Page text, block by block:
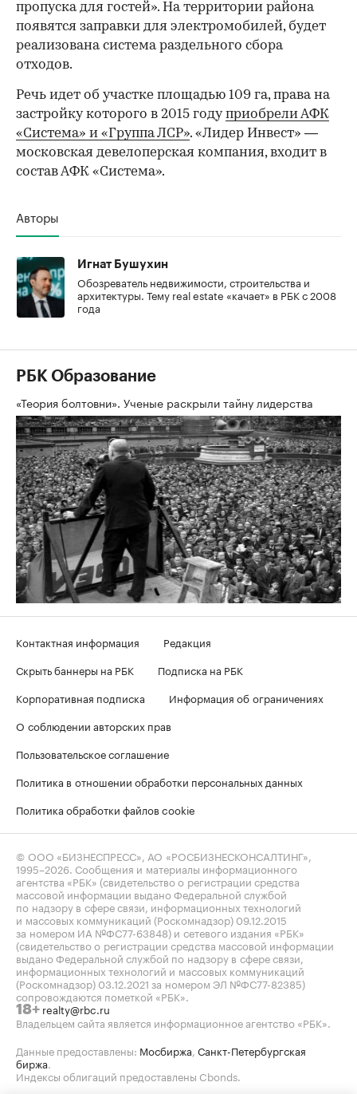
пропуска для гостей». На территории района
появятся заправки для электромобилей, будет
реализована система раздельного сбора
отходов.
Речь идет об участке площадью 109 га, права на
застройку которого в 2015 годуприобрели АФК
«Система» и «Группа ЛСР». «Лидер Инвест» —
московская девелоперская компания, входит в
состав АФК «Система».
Авторы
Игнат Бушухин
Обозреватель недвижимости, строительства и
архитектуры. Тему real estate «качает» в РБК с 2008
года
РБК Образование
«Теория болтовни». Ученые раскрыли тайну лидерства
Контактная информация
Редакция
Скрыть баннеры на РБК
Подписка на РБК
Корпоративная подписка
Информация об ограничениях
О соблюдении авторских прав
Пользовательское соглашение
Политика в отношении обработки персональных данных
Политика обработки файлов cookie
© ООО «БИЗНЕСПРЕСС», АО «РОСБИЗНЕСКОНСАЛТИНГ»,
1995–2026. Сообщения и материалы информационного
агентства «РБК» (свидетельство о регистрации средства
массовой информации выдано Федеральной службой
по надзору в сфере связи, информационных технологий
и массовых коммуникаций (Роскомнадзор) 09.12.2015
за номером ИА №ФС77-63848) и сетевого издания «РБК»
(свидетельство о регистрации средства массовой информации
выдано Федеральной службой по надзору в сфере связи,
информационных технологий и массовых коммуникаций
(Роскомнадзор) 03.12.2021 за номером ЭЛ №ФС77-82385)
сопровождаются пометкой «РБК».
18+ realty@rbc.ru
Владельцем сайта является информационное агентство «РБК».
Данные предоставлены: Мосбиржа, Санкт-Петербургская
биржа.
Индексы облигаций предоставлены Cbonds.